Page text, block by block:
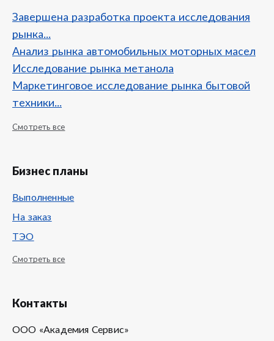
Завершена разработка проекта исследования
рынка...
Анализ рынка автомобильных моторных масел
Исследование рынка метанола
Маркетинговое исследование рынка бытовой
техники...
Смотреть все
Бизнес планы
Выполненные
На заказ
ТЭО
Смотреть все
Контакты
ООО «Академия Сервис»